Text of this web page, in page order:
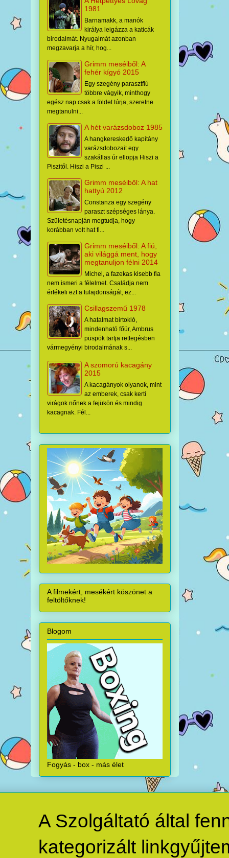
1981
Barnamakk, a manók
királya leigázza a katicák
birodalmát. Nyugalmát azonban
megzavarja a hír, hog...
Grimm meséiből: A
fehér kígyó 2015
Egy szegény parasztfiú
többre vágyik, minthogy
egész nap csak a földet túrja, szeretne
megtanulni...
A hét varázsdoboz 1985
A hangkereskedő kapitány
varázsdobozait egy
szakállas úr ellopja Hiszi a
Piszitől. Hiszi a Piszi ...
Grimm meséiből: A hat
hattyú 2012
Constanza egy szegény
paraszt szépséges lánya.
Születésnapján megtudja, hogy
korábban volt hat fi...
Grimm meséiből: A fiú,
aki világgá ment, hogy
megtanuljon félni 2014
Michel, a fazekas kisebb fia
nem ismeri a félelmet. Családja nem
értékeli ezt a tulajdonságát, ez...
Csillagszemű 1978
A hatalmat birtokló,
mindenható főúr, Ambrus
püspök tartja rettegésben
vármegyényi birodalmának s...
A szomorú kacagány
2015
A kacagányok olyanok, mint
az emberek, csak kerti
virágok nőnek a fejükön és mindig
kacagnak. Fél...
A filmekért, mesékért köszönet a
feltöltőknek!
Blogom
Fogyás - box - más élet
A Szolgáltató által
kategorizált